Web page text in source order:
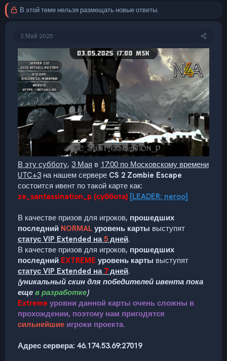
о
р
е
ы
а
н
л
и
В этой теме нельзя размещать новые ответы.
2 Май 2025
В эту субботу, 3 Мая в 17:00 по Московскому времени
UTC+3 на нашем сервере CS 2 Zombie Escape
состоится ивент по такой карте как:
ze_santassination_p (суббота) [LEADER: neroo]
В качестве призов для игроков, прошедших
последний NORMAL уровень карты выступят
статус VIP Extended на5 дней.
В качестве призов для игроков, прошедших
последний EXTREME уровень карты выступят
статус VIP Extended на 7дней.
(уникальный скин для победителей ивента пока
еще в разработке)
Extreme уровни данной карты очень сложны в
прохождении, поэтому нам пригодятся
сильнейшие игроки проекта.
Адрес сервера: 46.174.53.69:27019